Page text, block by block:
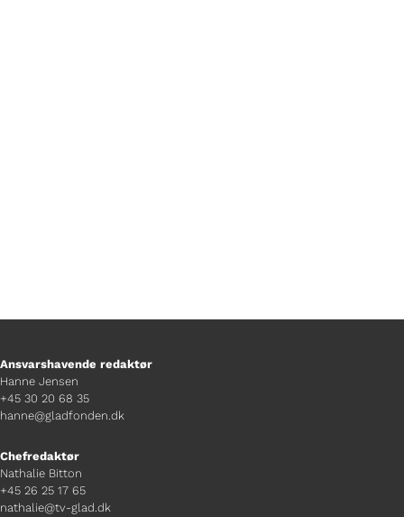
Ansvarshavende redaktør
Hanne Jensen
+45 30 20 68 35
hanne@gladfonden.dk
Chefredaktør
Nathalie Bitton
+45 26 25 17 65
nathalie@tv-glad.dk